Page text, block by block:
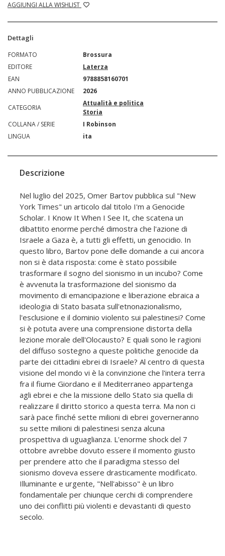
AGGIUNGI ALLA WISHLIST
Dettagli
FORMATO
Brossura
EDITORE
Laterza
EAN
9788858160701
ANNO PUBBLICAZIONE
2026
CATEGORIA
Attualità e politica
Storia
COLLANA / SERIE
I Robinson
LINGUA
ita
Descrizione
Nel luglio del 2025, Omer Bartov pubblica sul "New
York Times" un articolo dal titolo I'm a Genocide
Scholar. I Know It When I See It, che scatena un
dibattito enorme perché dimostra che l'azione di
Israele a Gaza è, a tutti gli effetti, un genocidio. In
questo libro, Bartov pone delle domande a cui ancora
non si è data risposta: come è stato possibile
trasformare il sogno del sionismo in un incubo? Come
è avvenuta la trasformazione del sionismo da
movimento di emancipazione e liberazione ebraica a
ideologia di Stato basata sull'etnonazionalismo,
l'esclusione e il dominio violento sui palestinesi? Come
si è potuta avere una comprensione distorta della
lezione morale dell'Olocausto? E quali sono le ragioni
del diffuso sostegno a queste politiche genocide da
parte dei cittadini ebrei di Israele? Al centro di questa
visione del mondo vi è la convinzione che l'intera terra
fra il fiume Giordano e il Mediterraneo appartenga
agli ebrei e che la missione dello Stato sia quella di
realizzare il diritto storico a questa terra. Ma non ci
sarà pace finché sette milioni di ebrei governeranno
su sette milioni di palestinesi senza alcuna
prospettiva di uguaglianza. L'enorme shock del 7
ottobre avrebbe dovuto essere il momento giusto
per prendere atto che il paradigma stesso del
sionismo doveva essere drasticamente modificato.
Illuminante e urgente, "Nell'abisso" è un libro
fondamentale per chiunque cerchi di comprendere
uno dei conflitti più violenti e devastanti di questo
secolo.